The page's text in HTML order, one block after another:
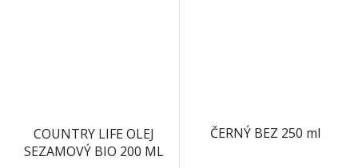
COUNTRY LIFE OLEJ
SEZAMOVÝ BIO 200 ML
ČERNÝ BEZ 250 ml